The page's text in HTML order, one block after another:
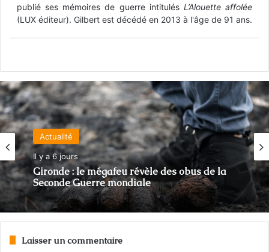
publié ses mémoires de guerre intitulés L’Alouette affolée
(LUX éditeur). Gilbert est décédé en 2013 à l'âge de 91 ans.
Actualité
Il y a 6 jours
Gironde : le mégafeu révèle des obus de la
Seconde Guerre mondiale
Laisser un commentaire